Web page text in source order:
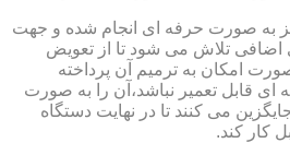
به صورت حرفه ای انجام شده و جهت
اضافی تلاش می شود تا از تعویض
امکان به ترمیم آن پرداخته
قابل تعمیر نباشد،آن را به صورت
می کنند تا در نهایت دستگاه
کار کند.